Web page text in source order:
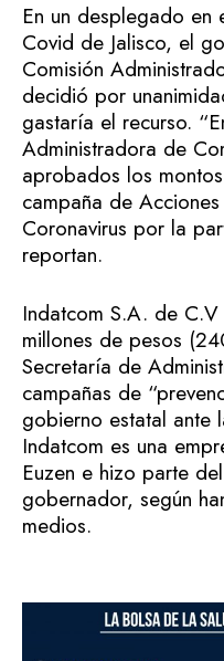
En un desplegado
Covid de Jalisco, el
Comisión
decidió por
gastaría el recurso.
Administradora de
aprobados los
campaña de
Coronavirus por la
reportan.
Indatcom S.A. de
millones de pesos
Secretaría de
campañas de
gobierno estatal ante
Indatcom es una
Euzen e hizo parte
gobernador, según
medios.